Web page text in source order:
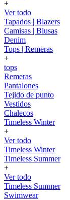
+
Ver todo
Tapados | Blazers
Camisas | Blusas
Denim
Tops | Remeras
+
tops
Remeras
Pantalones
Tejido de punto
Vestidos
Chalecos
Timeless Winter
+
Ver todo
Timeless Winter
Timeless Summer
+
Ver todo
Timeless Summer
Swimwear